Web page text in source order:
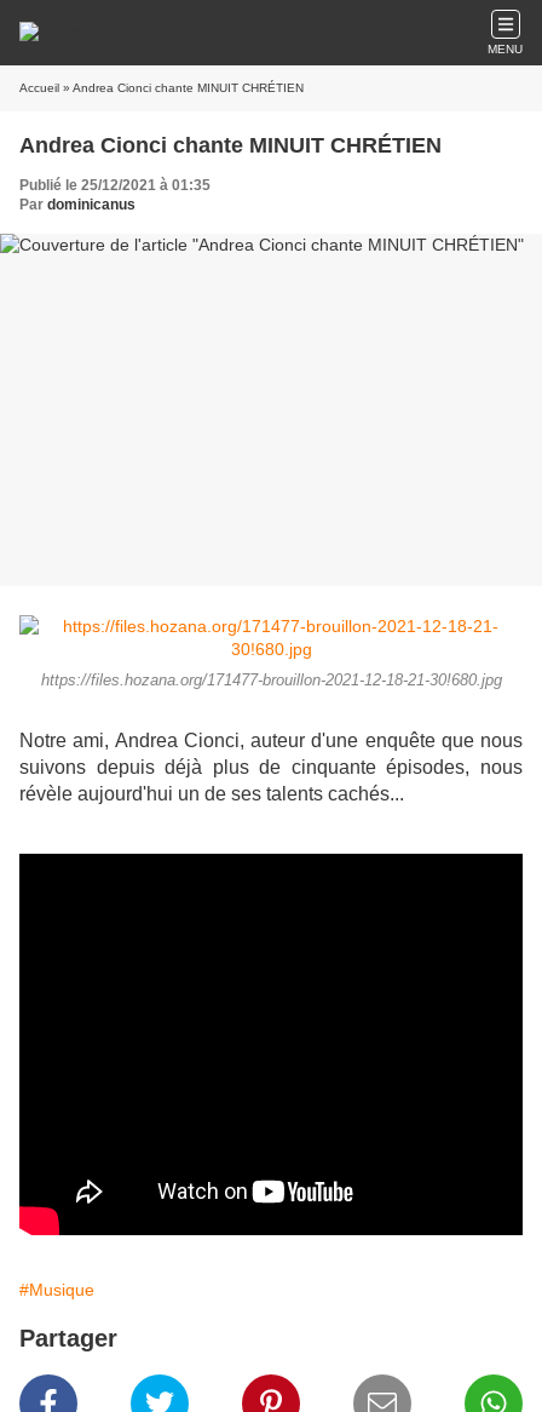
MENU
Accueil » Andrea Cionci chante MINUIT CHRÉTIEN
Andrea Cionci chante MINUIT CHRÉTIEN
Publié le 25/12/2021 à 01:35
Par dominicanus
https://files.hozana.org/171477-brouillon-2021-12-18-21-30!680.jpg
Notre ami, Andrea Cionci, auteur d'une enquête que nous
suivons depuis déjà plus de cinquante épisodes, nous
révèle aujourd'hui un de ses talents cachés...
#Musique
Partager